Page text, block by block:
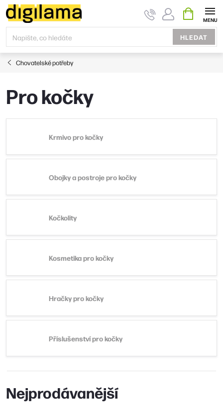
Přejít
na
obsah
HLEDAT
KOŠÍK
Chovatelské potřeby
Pro kočky
Krmivo pro kočky
Obojky a postroje pro kočky
Kočkolity
Kosmetika pro kočky
Hračky pro kočky
Příslušenství pro kočky
Nejprodávanější